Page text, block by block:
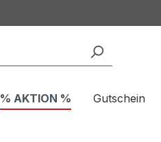
% AKTION % Gutschein